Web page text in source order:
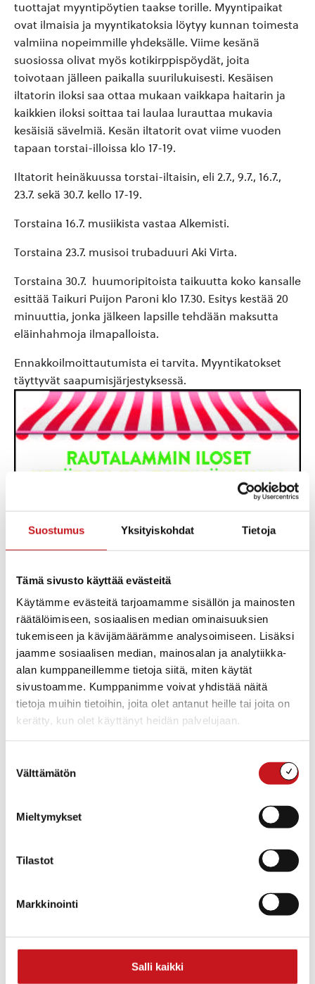
Suostumus Yksityiskohdat Tietoja
Tämä sivusto käyttää evästeitä
Käytämme evästeitä tarjoamamme sisällön ja mainosten
räätälöimiseen, sosiaalisen median ominaisuuksien
tukemiseen ja kävijämäärämme analysoimiseen. Lisäksi
jaamme sosiaalisen median, mainosalan ja analytiikka-
alan kumppaneillemme tietoja siitä, miten käytät
sivustoamme. Kumppanimme voivat yhdistää näitä
tietoja muihin tietoihin, joita olet antanut heille tai joita on
kerätty, kun olet käyttänyt heidän palvelujaan.
valinta
Välttämätön
Mieltymykset
Tilastot
Markkinointi
Salli kaikki
tuottajat myyntipöytien taakse torille. Myyntipaikat
ovat ilmaisia ja myyntikatoksia löytyy kunnan toimesta
valmiina nopeimmille yhdeksälle. Viime kesänä
suosiossa olivat myös kotikirppispöydät, joita
toivotaan jälleen paikalla suurilukuisesti. Kesäisen
iltatorin iloksi saa ottaa mukaan vaikkapa haitarin ja
kaikkien iloksi soittaa tai laulaa lurauttaa mukavia
kesäisiä sävelmiä. Kesän iltatorit ovat viime vuoden
tapaan torstai-illoissa klo 17-19.
Iltatorit heinäkuussa torstai-iltaisin, eli 2.7., 9.7., 16.7.,
23.7. sekä 30.7. kello 17-19.
Torstaina 16.7. musiikista vastaa Alkemisti.
Torstaina 23.7. musisoi trubaduuri Aki Virta.
Torstaina 30.7. huumoripitoista taikuutta koko kansalle
esittää Taikuri Puijon Paroni klo 17.30. Esitys kestää 20
minuuttia, jonka jälkeen lapsille tehdään maksutta
eläinhahmoja ilmapalloista.
Ennakkoilmoittautumista ei tarvita. Myyntikatokset
täyttyvät saapumisjärjestyksessä.